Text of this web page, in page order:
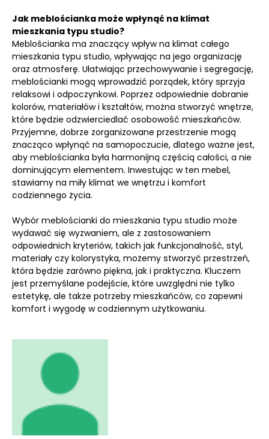
Jak meblościanka może wpłynąć na klimat
mieszkania typu studio?
Meblościanka ma znaczący wpływ na klimat całego
mieszkania typu studio, wpływając na jego organizację
oraz atmosferę. Ułatwiając przechowywanie i segregację,
meblościanki mogą wprowadzić porządek, który sprzyja
relaksowi i odpoczynkowi. Poprzez odpowiednie dobranie
kolorów, materiałów i kształtów, można stworzyć wnętrze,
które będzie odzwierciedlać osobowość mieszkańców.
Przyjemne, dobrze zorganizowane przestrzenie mogą
znacząco wpłynąć na samopoczucie, dlatego ważne jest,
aby meblościanka była harmonijną częścią całości, a nie
dominującym elementem. Inwestując w ten mebel,
stawiamy na miły klimat we wnętrzu i komfort
codziennego życia.
Wybór meblościanki do mieszkania typu studio może
wydawać się wyzwaniem, ale z zastosowaniem
odpowiednich kryteriów, takich jak funkcjonalność, styl,
materiały czy kolorystyka, możemy stworzyć przestrzeń,
która będzie zarówno piękna, jak i praktyczna. Kluczem
jest przemyślane podejście, które uwzględni nie tylko
estetykę, ale także potrzeby mieszkańców, co zapewni
komfort i wygodę w codziennym użytkowaniu.